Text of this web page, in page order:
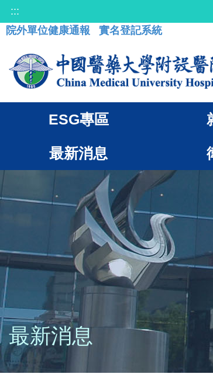
:::
院外單位健康通報
實名登記系統
ESG專區
最新消息
最新消息